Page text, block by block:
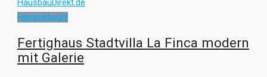
Hausentwurf
Fertighaus Stadtvilla La Finca modern
mit Galerie